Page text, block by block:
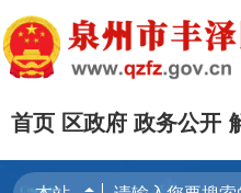
首页 区政府 政务公开